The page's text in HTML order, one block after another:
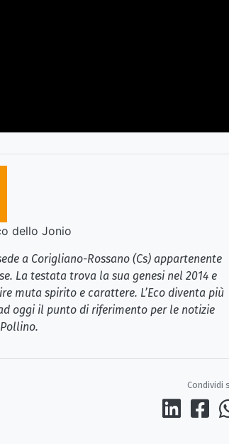
dello Jonio
a Corigliano-Rossano (Cs) appartenente
La testata trova la sua genesi nel 2014 e
muta spirito e carattere. L’Eco diventa più
oggi il punto di riferimento per le notizie
Condividi